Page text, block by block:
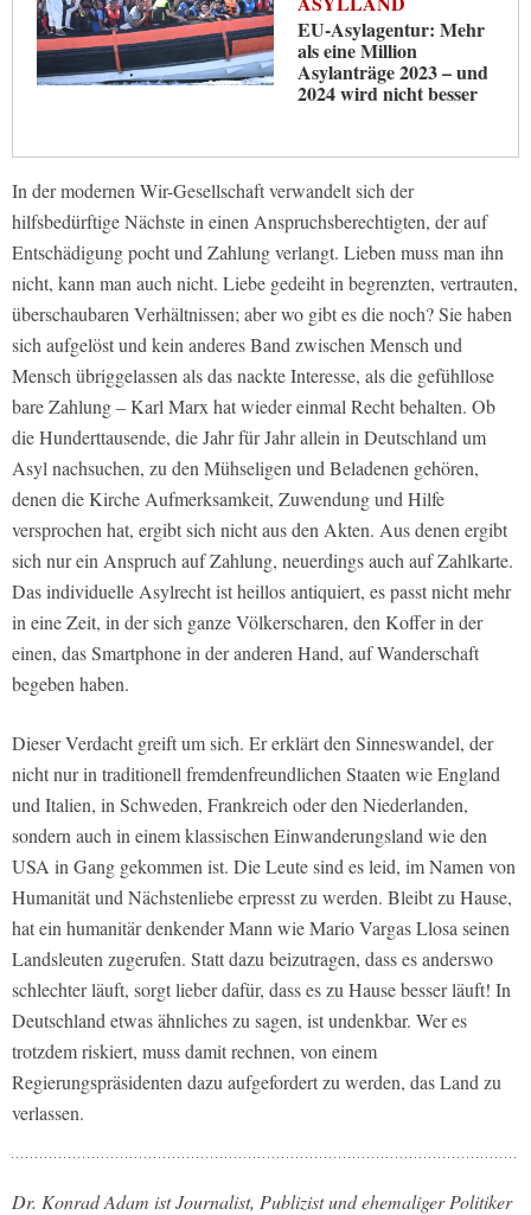
EU-Asylagentur: Mehr
als eine Million
Asylanträge 2023 – und
2024 wird nicht besser
In der modernen Wir-Gesellschaft verwandelt sich der
hilfsbedürftige Nächste in einen Anspruchsberechtigten, der auf
Entschädigung pocht und Zahlung verlangt. Lieben muss man ihn
nicht, kann man auch nicht. Liebe gedeiht in begrenzten, vertrauten,
überschaubaren Verhältnissen; aber wo gibt es die noch? Sie haben
sich aufgelöst und kein anderes Band zwischen Mensch und
Mensch übriggelassen als das nackte Interesse, als die gefühllose
bare Zahlung – Karl Marx hat wieder einmal Recht behalten. Ob
die Hunderttausende, die Jahr für Jahr allein in Deutschland um
Asyl nachsuchen, zu den Mühseligen und Beladenen gehören,
denen die Kirche Aufmerksamkeit, Zuwendung und Hilfe
versprochen hat, ergibt sich nicht aus den Akten. Aus denen ergibt
sich nur ein Anspruch auf Zahlung, neuerdings auch auf Zahlkarte.
Das individuelle Asylrecht ist heillos antiquiert, es passt nicht mehr
in eine Zeit, in der sich ganze Völkerscharen, den Koffer in der
einen, das Smartphone in der anderen Hand, auf Wanderschaft
begeben haben.
Dieser Verdacht greift um sich. Er erklärt den Sinneswandel, der
nicht nur in traditionell fremdenfreundlichen Staaten wie England
und Italien, in Schweden, Frankreich oder den Niederlanden,
sondern auch in einem klassischen Einwanderungsland wie den
USA in Gang gekommen ist. Die Leute sind es leid, im Namen von
Humanität und Nächstenliebe erpresst zu werden. Bleibt zu Hause,
hat ein humanitär denkender Mann wie Mario Vargas Llosa seinen
Landsleuten zugerufen. Statt dazu beizutragen, dass es anderswo
schlechter läuft, sorgt lieber dafür, dass es zu Hause besser läuft! In
Deutschland etwas ähnliches zu sagen, ist undenkbar. Wer es
trotzdem riskiert, muss damit rechnen, von einem
Regierungspräsidenten dazu aufgefordert zu werden, das Land zu
verlassen.
Dr. Konrad Adam ist Journalist, Publizist und ehemaliger Politiker